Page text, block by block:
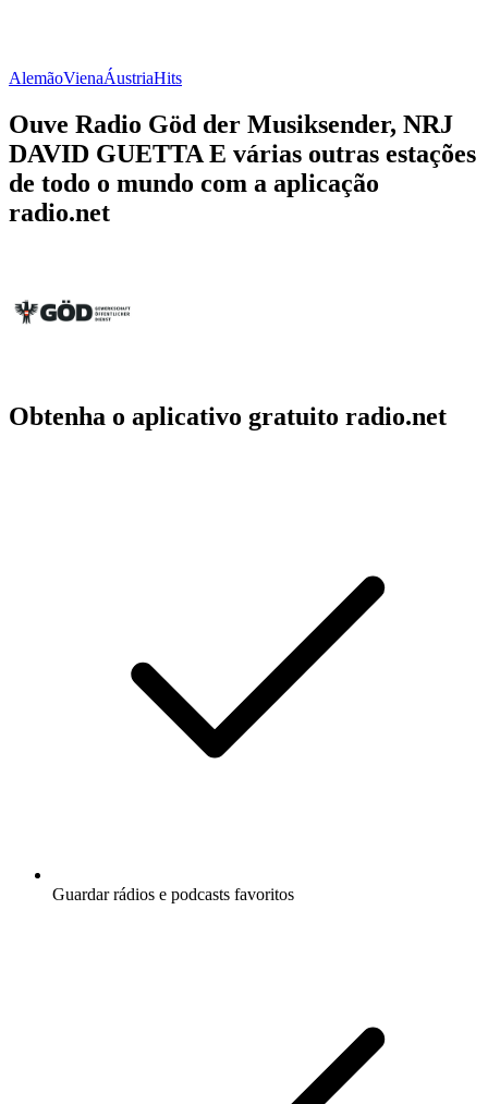
AlemãoVienaÁustriaHits
Ouve Radio Göd der Musiksender, NRJ
DAVID GUETTA E várias outras estações
de todo o mundo com a aplicação
radio.net
Obtenha o aplicativo gratuito radio.net
Guardar rádios e podcasts favoritos